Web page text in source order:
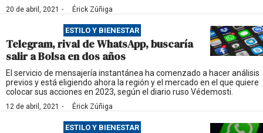
20 de abril, 2021 · Érick Zúñiga
ESTILO Y BIENESTAR
Telegram, rival de WhatsApp, buscaría
salir a Bolsa en dos años
El servicio de mensajería instantánea ha comenzado a hacer análisis
previos y está eligiendo ahora la región y el mercado en el que quiere
colocar sus acciones en 2023, según el diario ruso Védemosti.
12 de abril, 2021 · Érick Zúñiga
ESTILO Y BIENESTAR